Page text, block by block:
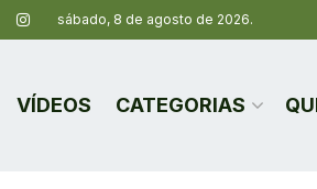
sábado, 8 de agosto de 2026.
VÍDEOS CATEGORIAS